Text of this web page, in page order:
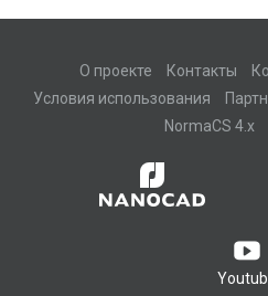
О проекте Контакты
Условия использования
NormaCS 4.x